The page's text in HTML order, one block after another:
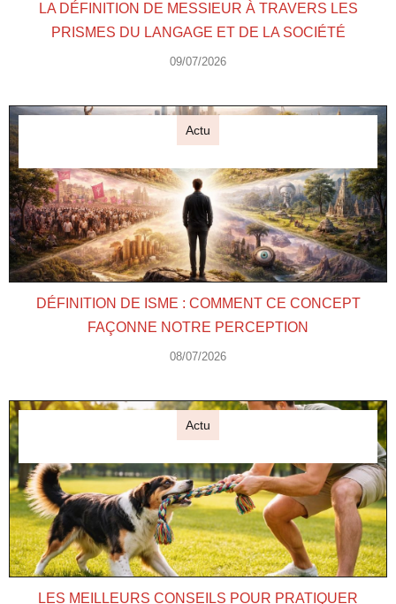
LA DÉFINITION DE MESSIEUR À TRAVERS LES
PRISMES DU LANGAGE ET DE LA SOCIÉTÉ
09/07/2026
Actu
DÉFINITION DE ISME : COMMENT CE CONCEPT
FAÇONNE NOTRE PERCEPTION
08/07/2026
Actu
LES MEILLEURS CONSEILS POUR PRATIQUER